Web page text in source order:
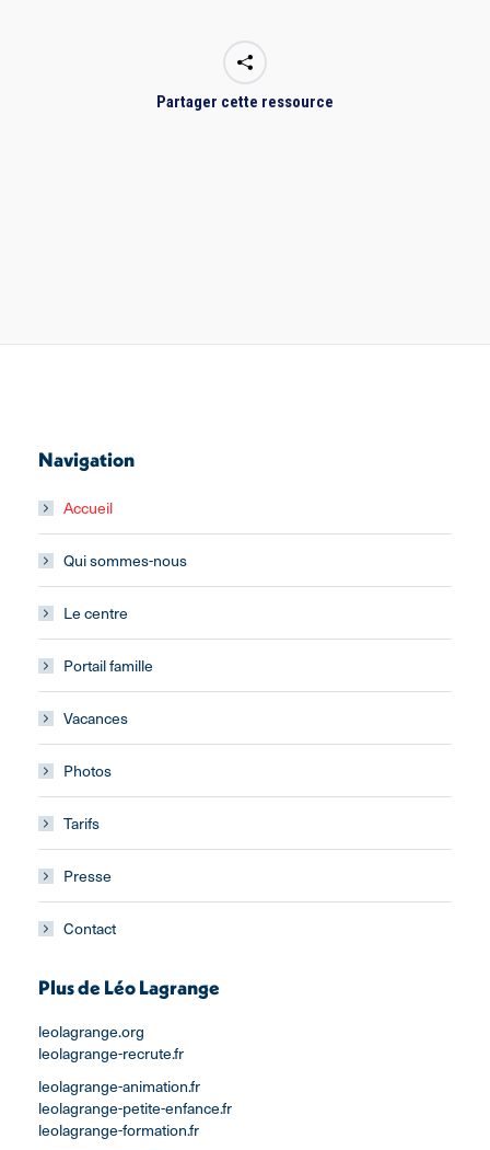
Partager cette ressource
Navigation
Accueil
Qui sommes-nous
Le centre
Portail famille
Vacances
Photos
Tarifs
Presse
Contact
Plus de Léo Lagrange
leolagrange.org
leolagrange-recrute.fr
leolagrange-animation.fr
leolagrange-petite-enfance.fr
leolagrange-formation.fr